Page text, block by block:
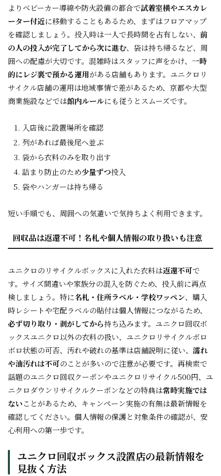
よりベビーカー導線や防火設備の都合で試着室横やエスカレ
ーター付近に移動することもあるため、まずはフロアマップ
を確認しましょう。投入時は一人で長時間を占有しない、 前
の人の投入が完了してから次に進む、袋は持ち帰るなど、周
囲への配慮が大切です。混雑時はスタッフに声をかけ、 一時
的にレジ裏で預かる運用がある店舗もあります。ユニクロリ
サイクル店舗の運用は地域事情で差があるため、京都や大型
商業施設などでは館内ルールにも従うとスムーズです。
入店後に設置場所を確認
列があれば最後尾へ並ぶ
袋から衣料のみを取り出す
詰まり防止のため少量ずつ投入
袋やハンガーは持ち帰る
短い手順でも、周囲への気遣いで気持ちよく利用できます。
回収品は返還不可！名札や個人情報の取り扱いも注意
ユニクロのリサイクルボックスに入れた衣料は返還不可で
す。サイズ間違いや家族分の混入を防ぐため、投入前に再点
検しましょう。特に名札・住所ラベル・学校ワッペン、購入
時レシートや宅配ラベルの貼付は個人情報につながるため、
必ず切り取り・剥がしてから持ち込みます。ユニクロ回収ボ
ックスユニクロ以外の衣料の扱い、ユニクロリサイクルボロ
ボロ状態の可否、汚れや破れの基準は店舗説明に従い、 濡れ
や油汚れは不可のことが多いので注意が必要です。再検索で
話題のユニクロ回収クーポンやユニクロリサイクル500円、ユ
ニクロダウンリサイクルクーポンなどの特典は常時実施では
ないことがあるため、キャンペーン実施の有無は最新情報を
確認してください。個人情報の保護と対象条件の確認が、安
心利用への第一歩です。
ユニクロ回収ボックス設置店の最新情報を
見抜く方法